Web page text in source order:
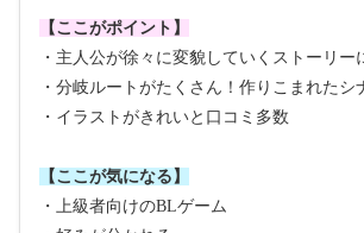
【ここがポイント】
・主人公が徐々に変貌していくストーリー
・分岐ルートがたくさん！作りこまれたシ
・イラストがきれいと口コミ多数
【ここが気になる】
・上級者向けのBLゲーム